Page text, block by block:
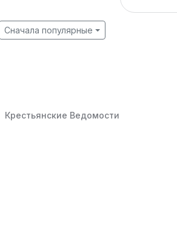
Сначала популярные
Крестьянские Ведомости